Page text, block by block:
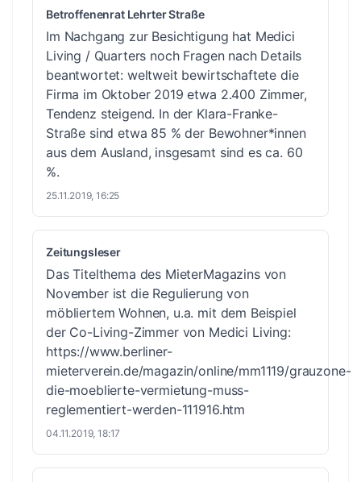
Betroffenenrat Lehrter Straße
Im Nachgang zur Besichtigung hat Medici
Living / Quarters noch Fragen nach Details
beantwortet: weltweit bewirtschaftete die
Firma im Oktober 2019 etwa 2.400 Zimmer,
Tendenz steigend. In der Klara-Franke-
Straße sind etwa 85 % der Bewohner*innen
aus dem Ausland, insgesamt sind es ca. 60
%.
25.11.2019, 16:25
Zeitungsleser
Das Titelthema des MieterMagazins von
November ist die Regulierung von
möbliertem Wohnen, u.a. mit dem Beispiel
der Co-Living-Zimmer von Medici Living:
https://www.berliner-
mieterverein.de/magazin/online/mm1119/grauzone-
die-moeblierte-vermietung-muss-
reglementiert-werden-111916.htm
04.11.2019, 18:17